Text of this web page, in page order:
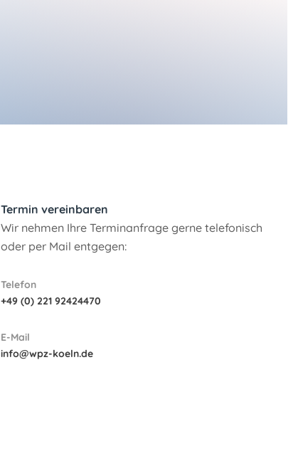
Termin vereinbaren
Wir nehmen Ihre Terminanfrage gerne telefonisch
oder per Mail entgegen:
Telefon
+49 (0) 221 92424470
E-Mail
info@wpz-koeln.de